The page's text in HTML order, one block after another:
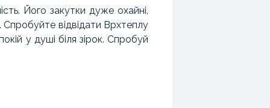
Його закутки дуже охайні,
Спробуйте відвідати Врхтеплу
у душі біля зірок. Спробуй